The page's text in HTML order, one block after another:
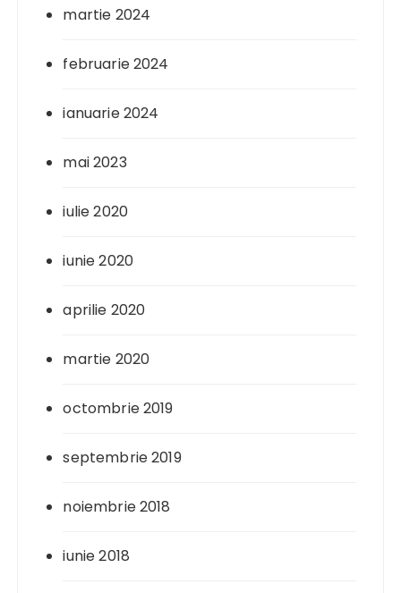
martie 2024
februarie 2024
ianuarie 2024
mai 2023
iulie 2020
iunie 2020
aprilie 2020
martie 2020
octombrie 2019
septembrie 2019
noiembrie 2018
iunie 2018